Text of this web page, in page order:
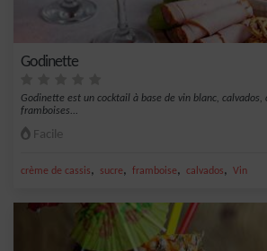
Godinette
Godinette est un cocktail à base de vin blanc, calvados,
framboises...
Facile
crème de cassis, sucre, framboise, calvados, Vin